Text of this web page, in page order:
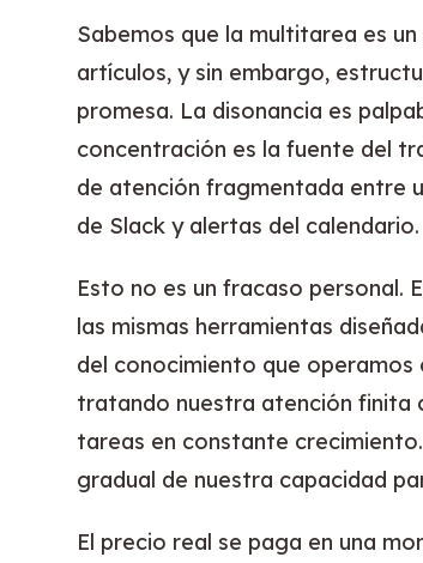
Sabemos que la multitarea es
artículos, y sin embargo,
promesa. La disonancia es
concentración es la fuente del
de atención fragmentada entre
de Slack y alertas del calendario.
Esto no es un fracaso personal.
las mismas herramientas
del conocimiento que
tratando nuestra atención finita
tareas en constante
gradual de nuestra capacidad
El precio real se paga en una